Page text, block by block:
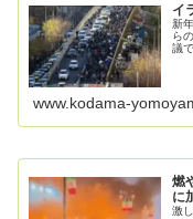
イ
新
ら
議
www.kodama-
燃
に
激